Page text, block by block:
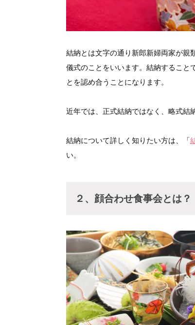
結納とは文字の通り新郎新婦両家が親
儀式のことをいいます。結納すること
とを認め合うことになります。
近年では、正式結納ではなく、略式結
結納について詳しく知りたい方は、「
い。
２、顔合わせ食事会とは？